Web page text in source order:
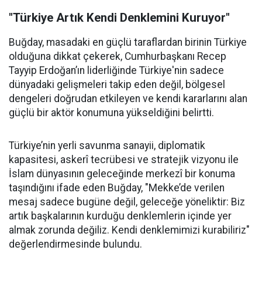
"Türkiye Artık Kendi Denklemini Kuruyor"
Buğday, masadaki en güçlü taraflardan birinin Türkiye
olduğuna dikkat çekerek, Cumhurbaşkanı Recep
Tayyip Erdoğan’ın liderliğinde Türkiye'nin sadece
dünyadaki gelişmeleri takip eden değil, bölgesel
dengeleri doğrudan etkileyen ve kendi kararlarını alan
güçlü bir aktör konumuna yükseldiğini belirtti.
Türkiye’nin yerli savunma sanayii, diplomatik
kapasitesi, askerî tecrübesi ve stratejik vizyonu ile
İslam dünyasının geleceğinde merkezî bir konuma
taşındığını ifade eden Buğday, "Mekke’de verilen
mesaj sadece bugüne değil, geleceğe yöneliktir: Biz
artık başkalarının kurduğu denklemlerin içinde yer
almak zorunda değiliz. Kendi denklemimizi kurabiliriz"
değerlendirmesinde bulundu.